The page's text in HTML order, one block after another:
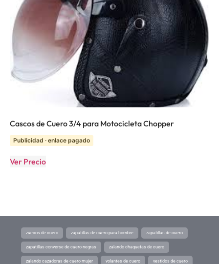
Cascos de Cuero 3/4 para Motocicleta Chopper
Publicidad · enlace pagado
Ver Precio
zuecos de cuero zapatillas de cuero para hombre zapatillas de cuero
zapatillas converse de cuero negras zalando chaquetas de cuero
zalando cazadoras de cuero mujer volantes de cuero vestidos de cuero